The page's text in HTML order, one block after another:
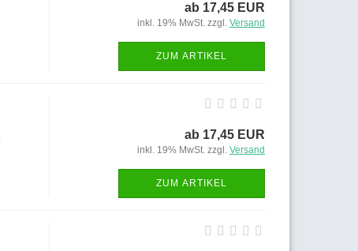
ab 17,45 EUR
inkl. 19% MwSt. zzgl. Versand
ZUM ARTIKEL
ab 17,45 EUR
inkl. 19% MwSt. zzgl. Versand
ZUM ARTIKEL